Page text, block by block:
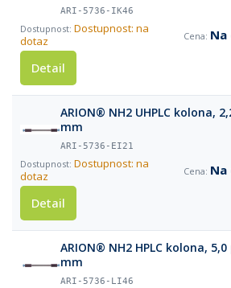
ARI-5736-IK46
Dostupnost: na
dotaz
Detail
ARION® NH2 UHPLC kolona,
mm
ARI-5736-EI21
Dostupnost: na
dotaz
Detail
ARION® NH2 HPLC kolona,
mm
ARI-5736-LI46